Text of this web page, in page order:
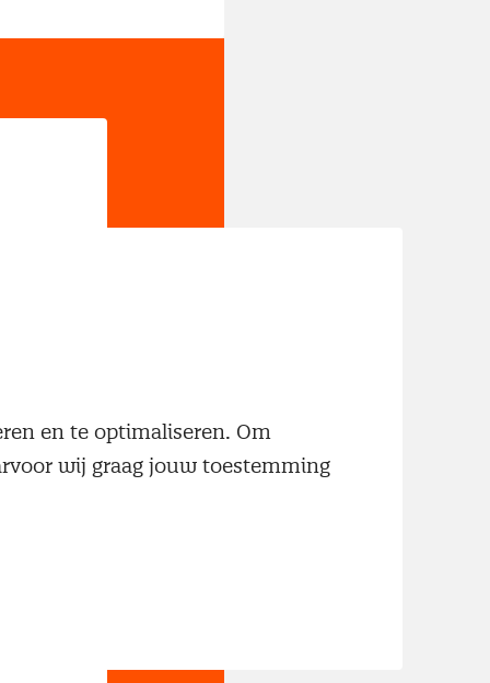
en te optimaliseren. Om
wij graag jouw toestemming